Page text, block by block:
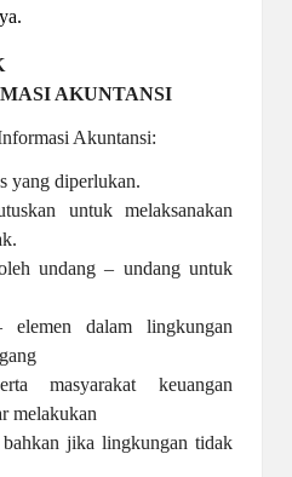
AKUNTANSI
Akuntansi:
diperlukan.
untuk melaksanakan
undang – undang untuk
elemen dalam lingkungan
masyarakat keuangan
melakukan
jika lingkungan tidak